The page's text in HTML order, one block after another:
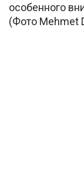
особенного
(Фото Mehmet